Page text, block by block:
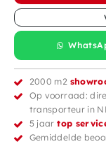
2000 m2
Op voorraad:
transporteur in
5 jaartop
Gemiddelde